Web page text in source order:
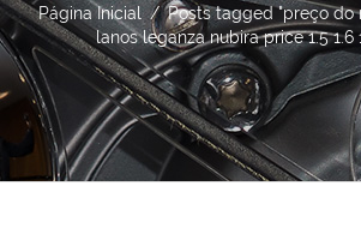
Página Inicial / Posts tagged "preço do
lanos leganza nubira price 1.5 1.6